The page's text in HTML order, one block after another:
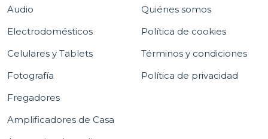
Audio
Electrodomésticos
Celulares y Tablets
Fotografía
Fregadores
Amplificadores de Casa
Quiénes somos
Política de cookies
Términos y condiciones
Política de privacidad